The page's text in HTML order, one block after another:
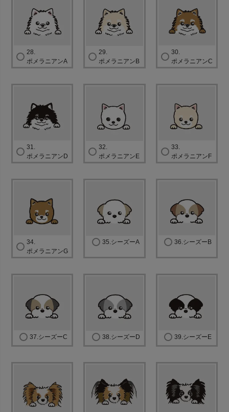
28.
ポメラニアンA
29.
ポメラニアンB
30.
ポメラニアンC
31.
ポメラニアンD
32.
ポメラニアンE
33.
ポメラニアンF
34.
ポメラニアンG
35.シーズーA 36.シーズーB
37.シーズーC 38.シーズーD 39.シーズーE